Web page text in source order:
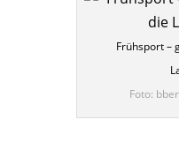
Frühsport –
Foto: